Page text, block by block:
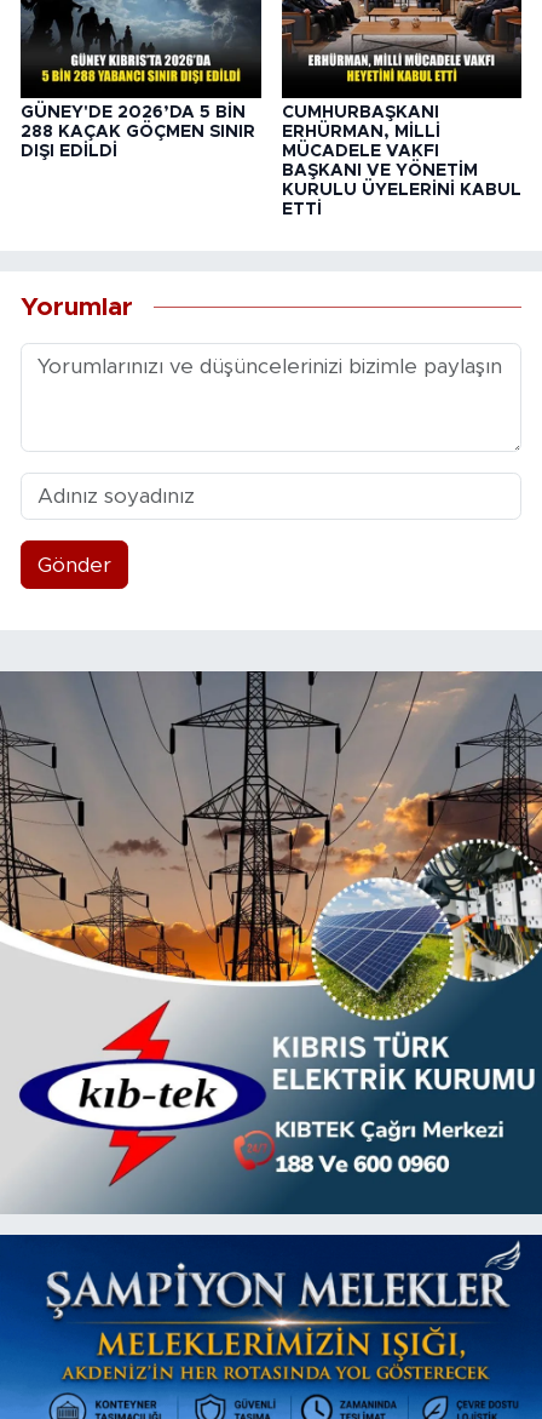
GÜNEY'DE 2026’DA 5 BİN
288 KAÇAK GÖÇMEN SINIR
DIŞI EDİLDİ
CUMHURBAŞKANI
ERHÜRMAN, MİLLİ
MÜCADELE VAKFI
BAŞKANI VE YÖNETİM
KURULU ÜYELERİNİ KABUL
ETTİ
Yorumlar
Gönder